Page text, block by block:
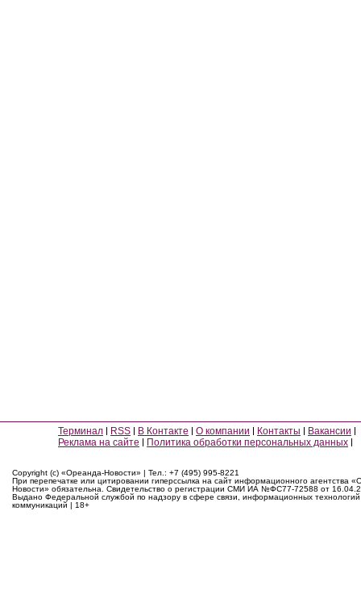
Терминал RSS В Контакте О компании Контакты
Вакансии
Реклама на сайте
Политика обработки персональных данных
Copyright (c) «Ореанда-Новости» | Тел.: +7 (495) 995-8221
При перепечатке или цитировании гиперссылка на сайт информационного агентства
Новости» обязательна. Свидетельство о регистрации СМИ ИА №ФС77-72588 от
Выдано Федеральной службой по надзору в сфере связи, информационных
коммуникаций | 18+